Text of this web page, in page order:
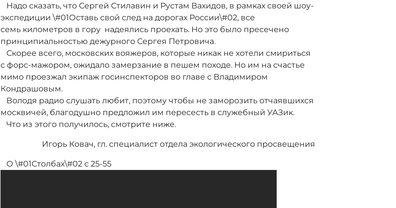
Надо сказать, что Сергей Стилавин и Рустам Вахидов, в рамках своей шоу-
экспедиции \#01Оставь свой след на дорогах России\#02, все
семь километров в гору надеялись проехать. Но это было пресечено
принципиальностью дежурного Сергея Петровича.
Скорее всего, московских вояжеров, которые никак не хотели смириться
с форс-мажором, ожидало замерзание в пешем походе. Но им на счастье
мимо проезжал экипаж госинспекторов во главе с Владимиром
Кондрашовым.
Володя радио слушать любит, поэтому чтобы не заморозить отчаявшихся
москвичей, благодушно предложил им пересесть в служебный УАЗик.
Что из этого получилось, смотрите ниже.
Игорь Ковач, гл. специалист отдела экологического просвещения
О \#01Столбах\#02 с 25-55